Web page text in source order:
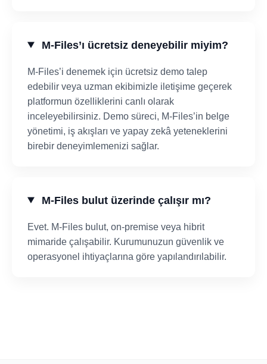
M-Files’ı ücretsiz deneyebilir miyim?
M-Files’i denemek için ücretsiz demo talep
edebilir veya uzman ekibimizle iletişime geçerek
platformun özelliklerini canlı olarak
inceleyebilirsiniz. Demo süreci, M-Files’in belge
yönetimi, iş akışları ve yapay zekâ yeteneklerini
birebir deneyimlemenizi sağlar.
M-Files bulut üzerinde çalışır mı?
Evet. M-Files bulut, on-premise veya hibrit
mimaride çalışabilir. Kurumunuzun güvenlik ve
operasyonel ihtiyaçlarına göre yapılandırılabilir.